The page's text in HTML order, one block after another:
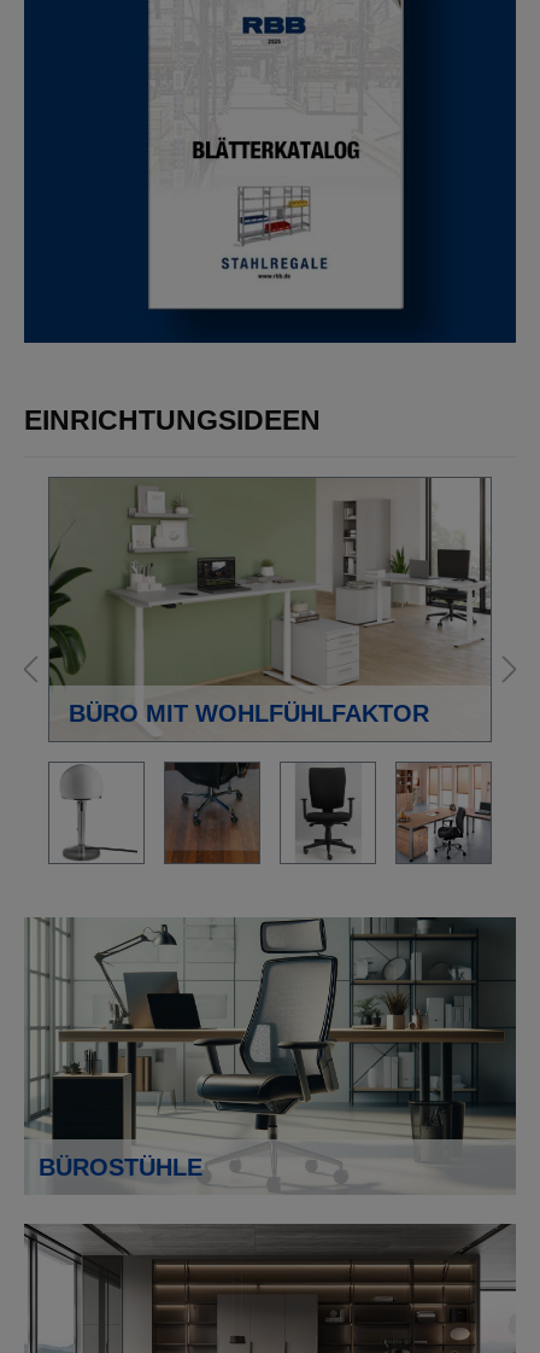
EINRICHTUNGSIDEEN
BÜRO MIT WOHLFÜHLFAKTOR
BÜROSTÜHLE